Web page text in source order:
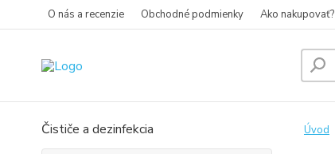
O nás a recenzie Obchodné podmienky Ako nakupovať?
Čističe a dezinfekcia Úvod